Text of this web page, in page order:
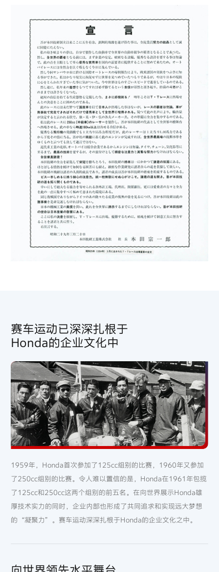
赛车运动已深深扎根于
Honda的企业文化中
1959年，Honda首次参加了125cc组别的比赛，1960年又参加
了250cc组别的比赛。令人难以置信的是，Honda在1961年包揽
了125cc和250cc这两个组别的前五名。在向世界展示Honda雄
厚技术实力的同时，企业内部也形成了共同追求和实现远大梦想
的“凝聚力”。赛车运动深深扎根于Honda的企业文化之中。